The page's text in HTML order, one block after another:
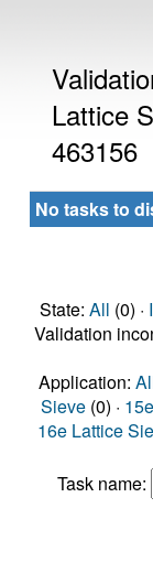
Lattice
463156
No tasks to
State: All (0) ·
Validation
Application:
Sieve (0) ·
16e Lattice
Task name: